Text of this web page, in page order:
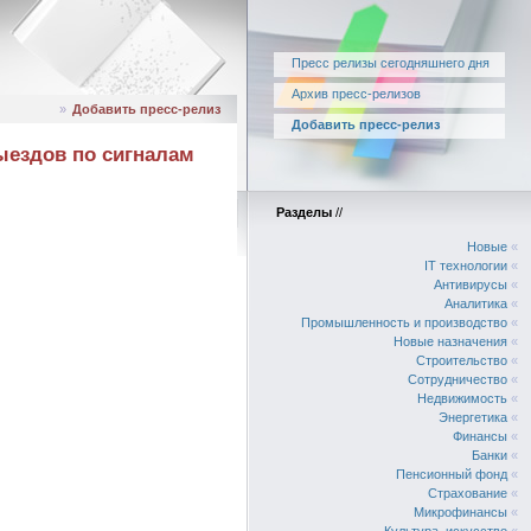
Пресс релизы сегодняшнего дня
Архив пресс-релизов
Добавить пресс-релиз
» Добавить пресс-релиз
по сигналам
Разделы //
Новые «
IT технологии «
Антивирусы «
Аналитика «
Промышленность и производство «
Новые назначения «
Строительство «
Сотрудничество «
Недвижимость «
Энергетика «
Финансы «
Банки «
Пенсионный фонд «
Страхование «
Микрофинансы «